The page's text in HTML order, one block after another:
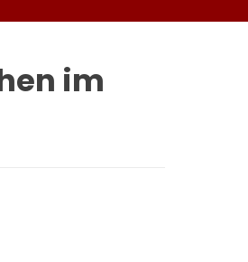
im